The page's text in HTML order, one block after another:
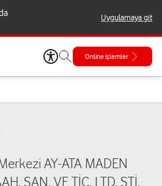
Uygulamaya git
Online işlemler
AY-ATA MADEN
SAN. VE TİC. LTD. ŞTİ.